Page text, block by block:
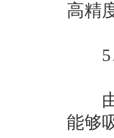
高精
5、
由
能够